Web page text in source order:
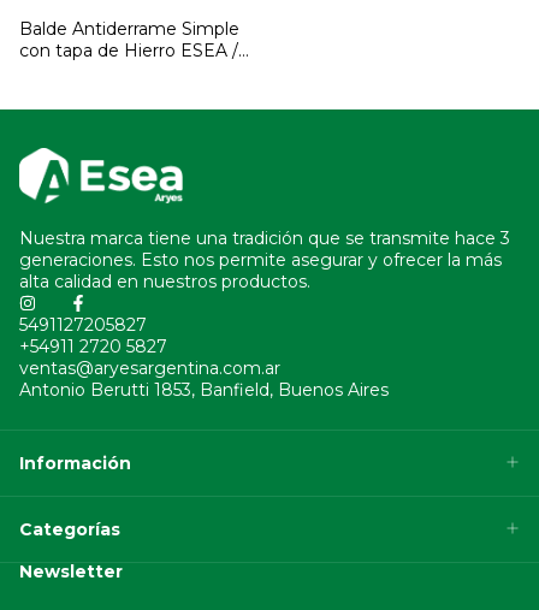
Balde Antiderrame Simple
con tapa de Hierro ESEA /
Nuestra marca tiene una tradición que se transmite hace 3
generaciones. Esto nos permite asegurar y ofrecer la más
alta calidad en nuestros productos.
5491127205827
+54911 2720 5827
ventas@aryesargentina.com.ar
Antonio Berutti 1853, Banfield, Buenos Aires
Información
Categorías
Newsletter